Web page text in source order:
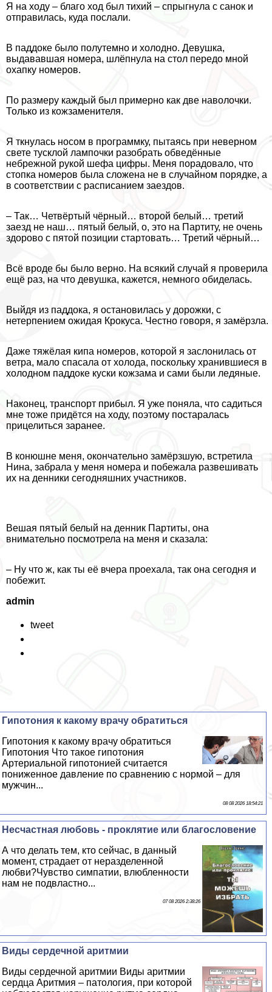
Я на ходу – благо ход был тихий – спрыгнула с санок и
отправилась, куда послали.
В паддоке было полутемно и холодно. Дeвyшка,
выдававшая номера, шлёпнула на стол передо мной
охапку номеров.
По размеру каждый был примерно как две наволочки.
Только из кожзаменителя.
Я ткнулась носом в программку, пытаясь при неверном
свете тусклой лампочки разобрать обведённые
небрежной рукой шефа цифры. Меня порадовало, что
стопка номеров была сложена не в случайном порядке, а
в соответствии с расписанием заездов.
– Так… Четвёртый чёрный… второй белый… третий
заезд не наш… пятый белый, о, это на Партиту, не очень
здорово с пятой позиции стартовать… Третий чёрный…
Всё вроде бы было верно. На всякий случай я проверила
ещё раз, на что дeвyшка, кажется, немного обиделась.
Выйдя из паддока, я остановилась у дорожки, с
нетерпением ожидая Крокуса. Честно говоря, я замёрзла.
Даже тяжёлая кипа номеров, которой я заслонилась от
ветра, мало спасала от холода, поскольку хранившиеся в
холодном паддоке куски кожзама и сами были ледяные.
Наконец, трaнcпорт прибыл. Я уже поняла, что садиться
мне тоже придётся на ходу, поэтому постаралась
прицелиться заранее.
В конюшне меня, окончательно замёрзшую, встретила
Нина, забрала у меня номера и побежала развешивать
их на денники сегодняшних участников.
Вешая пятый белый на денник Партиты, она
внимательно посмотрела на меня и сказала:
– Ну что ж, как ты её вчера проехала, так она сегодня и
побежит.
admin
tweet
Гипотония к какому врачу обратиться
Гипотония к какому врачу обратиться
Гипотония Что такое гипотония
Артериальной гипотонией считается
пониженное давление по сравнению с нормой – для
мужчин...
08 08 2026 18:54:21
Несчастная любовь - проклятие или благословение
А что делать тем, кто сейчас, в данный
момент, страдает от неразделенной
любви?Чувство симпатии, влюбленности
нам не подвластно...
07 08 2026 2:38:26
Виды сердечной аритмии
Виды сердечной аритмии Виды аритмии
сердца Аритмия – патология, при которой